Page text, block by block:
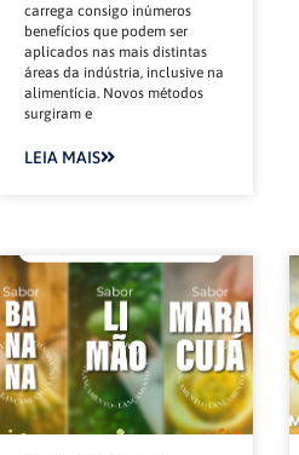
carrega consigo inúmeros
benefícios que podem ser
aplicados nas mais distintas
áreas da indústria, inclusive na
alimentícia. Novos métodos
surgiram e
LEIA MAIS